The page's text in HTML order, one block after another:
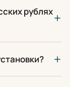
рублях